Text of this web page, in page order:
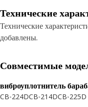
Технические
Технические
добавлены.
Совместимые
виброуплотнитель
CB-224DCB-214DCB-225D